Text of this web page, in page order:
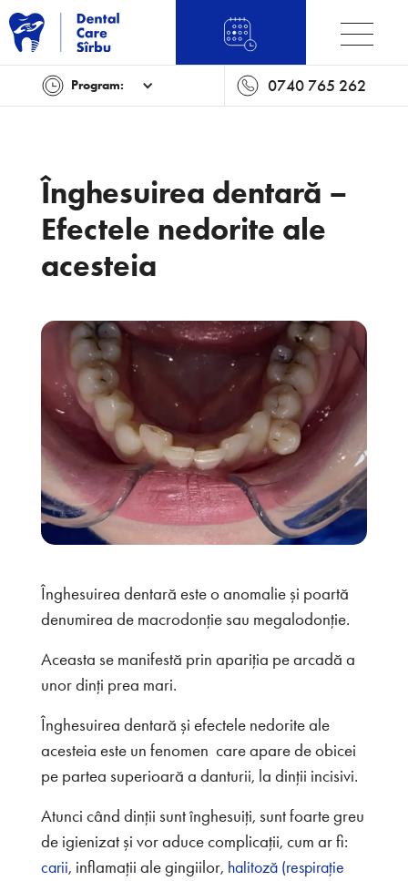
Program: 0740 765 262
Înghesuirea dentară –
Efectele nedorite ale
acesteia
Înghesuirea dentară este o anomalie și poartă
denumirea de macrodonție sau megalodonție.
Aceasta se manifestă prin apariția pe arcadă a
unor dinți prea mari.
Înghesuirea dentară și efectele nedorite ale
acesteia este un fenomen care apare de obicei
pe partea superioară a danturii, la dinții incisivi.
Atunci când dinții sunt înghesuiți, sunt foarte greu
de igienizat și vor aduce complicații, cum ar fi:
carii, inflamații ale gingiilor, halitoză (respirație